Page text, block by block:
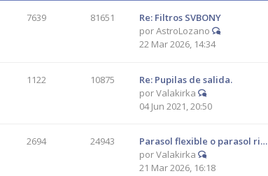
7639 81651
Re: Filtros SVBONY
porAstroLozano
22 Mar 2026, 14:34
1122 10875
Re: Pupilas de salida.
porValakirka
04 Jun 2021, 20:50
2694 24943
Parasol flexible o parasol ri…
porValakirka
21 Mar 2026, 16:18